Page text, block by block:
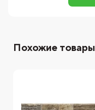
Похожие товары